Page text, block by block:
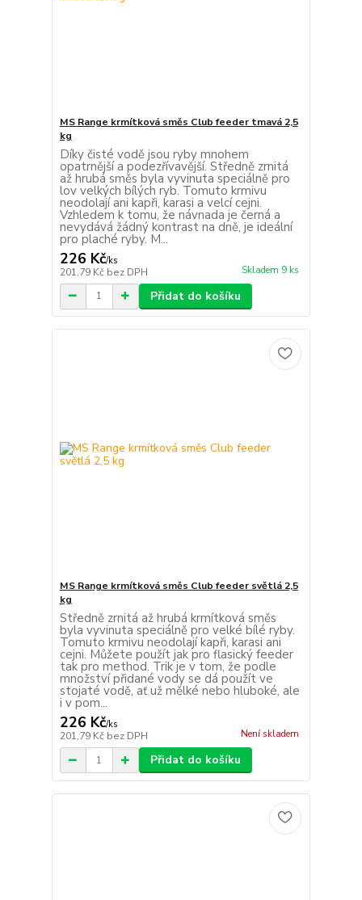
MS Range krmítková směs Club feeder tmavá 2,5
kg
Díky čisté vodě jsou ryby mnohem
opatrnější a podezřívavější. Středně zrnitá
až hrubá směs byla vyvinuta speciálně pro
lov velkých bílých ryb. Tomuto krmivu
neodolají ani kapři, karasi a velcí cejni.
Vzhledem k tomu, že návnada je černá a
nevydává žádný kontrast na dně, je ideální
pro plaché ryby. M...
226 Kč/ks
201,79 Kč bez DPH Skladem 9 ks
Přidat do košíku
MS Range krmítková směs Club feeder světlá 2,5
kg
Středně zrnitá až hrubá krmítková směs
byla vyvinuta speciálně pro velké bílé ryby.
Tomuto krmivu neodolají kapři, karasi ani
cejni. Můžete použít jak pro flasický feeder
tak pro method. Trik je v tom, že podle
množství přidané vody se dá použít ve
stojaté vodě, ať už mělké nebo hluboké, ale
i v pom...
226 Kč/ks
201,79 Kč bez DPH Není skladem
Přidat do košíku